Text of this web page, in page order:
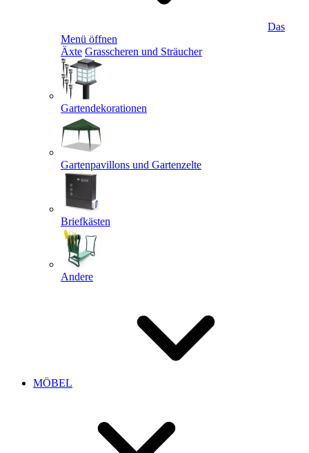
Das
Menü öffnen
Äxte Grasscheren und Sträucher
Gartendekorationen
Gartenpavillons und Gartenzelte
Briefkästen
Andere
MÖBEL